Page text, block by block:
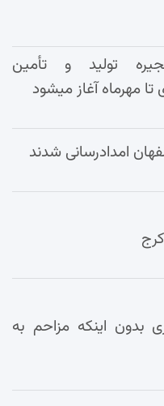
تولید و تأمین
مهرماه آغاز میشود
بدون اینکه مزاحم به